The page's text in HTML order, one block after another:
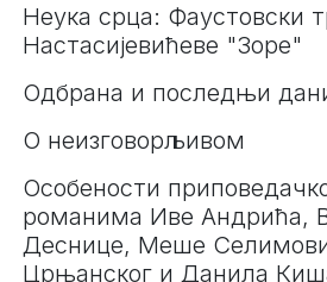
Неука срца: Фаустовски
Настасијевићеве "Зоре"
Одбрана и последњи
О неизговорљивом
Особености
романима Иве Андрића,
Деснице, Меше
Црњанског и Данила